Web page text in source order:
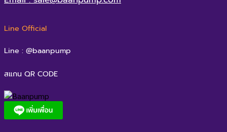
Line Official
Line : @baanpump
สแกน QR CODE